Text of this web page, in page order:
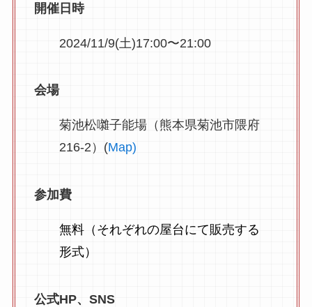
開催日時
2024/11/9(土)17:00〜21:00
会場
菊池松囃子能場（熊本県菊池市隈府
216-2）(Map)
参加費
無料（それぞれの屋台にて販売する
形式）
公式HP、SNS